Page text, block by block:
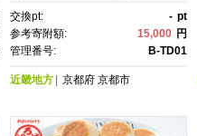
ぎ）［ 京都 祇園 スイーツ お
菓子 人気 おすすめ フルー
ツ 果物 くだもの おいしい 可
う 栗 ギフト プレゼント 贈
交換pt: - pt
参考寄附額:
15,000 円
管理番号:
B-TD01
近畿地方 京都府 京都市